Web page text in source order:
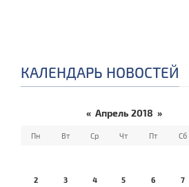
КАЛЕНДАРЬ НОВОСТЕЙ
« Апрель 2018 »
Пн Вт Ср Чт Пт Сб
2 3 4 5 6 7